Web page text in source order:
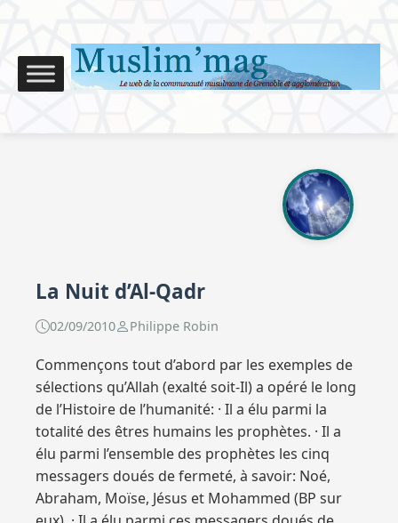
La Nuit d’Al-Qadr
02/09/2010 Philippe Robin
Commençons tout d’abord par les exemples de sélections qu’Allah (exalté soit-Il) a opéré le long de l’Histoire de l’humanité: · Il a élu parmi la totalité des êtres humains les prophètes. · Il a élu parmi l’ensemble des prophètes les cinq messagers doués de fermeté, à savoir: Noé, Abraham, Moïse, Jésus et Mohammed (BP sur eux). · Il a élu parmi ces messagers doués de fermeté Mohammed (BP sur lui). Il s’agit en fait d’une élection, d’une préférence, d’un don qu’Il t’accorde en raison d’un bien préalable qui réside dans ton tréfonds. · Il a élu Moïse pour qu’il soit le seul messager auquel Allah a parlé de vive voix. « Et (Allah) dit: «Ô Moïse, Je t’ai préféré à tous les hommes, par Mes messages et par Ma parole. Prends donc ce que Je te donne, et sois du nombre des reconnaissants». » (TSC, Al-‘A`râf:144.) Dans un autre verset, Il lui dit- ce qui peut être traduit par: « Moi, Je t’ai choisi. Ecoute donc ce qui va être révélé. » (TSC, Tâ-Hâ: 13) · Il a élu Marie deux fois tel que l’indique le verset : «Ô Marie, certes Allah t’a élue et purifiée; et Il t’a élue au-dessus des femmes des mondes. » (TSC, ‘Al-`Imrân (LA FAMILLE D’IMRAN) : 42). · Il a élu le Prophète Mohammad (BP sur lui) appelé dès lors: « le prophète élu ». · Il lui a élu ses compagnons: Abou Bakr, Omar, Othman, Ali, Hamza … (qu’Allah les agrée). · Il a élu parmi l’ensemble des communautés celle de Mohammed (BP sur lui): « Vous êtes la meilleure communauté, qu’on ait fait surgir pour les hommes… » (TSC, ‘Al-`Imrân (LA FAMILLE D’IMRAN) : 110). · Il a élu au sein de cette communauté les martyrs: « …et qu’Il choisisse parmi vous des martyrs… » (TSC, Al-`Imrân (LA FAMILLE D’IMRAN) :140) · Il a de même élu au sein de cette communauté les récitateurs du Coran. Ils sont nommés « les proches d’Allah et Ses privilégiés ». · Il a privilégié parmi les lieux « `Arafa », parmi Ses créatures les anges, et parmi Ses anges « Gabriel » pour enseigner les révélations qu’Allah inspire à Ses prophètes. · Il a préféré parmi les jours « Dhol-Hidja »et parmi les lieux « La Mecque », · Il a élu parmi les nuits « la nuit d’Al-Qadr » à laquelle il n’a pas donné d’équivalent, et Il a élu parmi Ses Serviteurs ceux qui réussiraient à la vivre. Voyez-vous comment l’octroi des dons de Al-Wahhâb progresse ? Il s’approche de toi de plus en plus, d’ailleurs Il t’a beaucoup élu: Il t’a élu, parmi ces 6 milliards, pour être musulman. Voire, Il t’avait déjà privilégié par rapport à la totalité des créatures pour faire de toi un être humain. Vois-tu les animaux dans la rue? Vois-tu combien Il t’a préféré parmi Ses créatures? · Ces gens qui accomplissent le Tawâf autour de la Ka`ba, ils furent élus parmi une multitude qui souhaitaient être à leur place ces jours-ci, ils sont en train de jouir d’un don très précieux décerné par Al-Wahhâb (SWT). Revenons au don qu’Al-Wahhâb nous propose ces jours-ci, à savoir: La nuit d’Al-Qadr… Comment être parmi les élus qui l’atteindront? Il suffit de faire une seule chose: t’exposer à cette nuit. Comment? En t’évertuant à l’adoration d’Allah pendant ces dix jours où elle est susceptible d’avoir lieu… Il n’est élu pour atteindre cette nuit que celui qui se propose en disant: · Me voilà mon Seigneur, présent : à la mosquée, à l’accomplissement de bienfaits, au maintien des liens de parenté, aux invocations, aux aumônes, au Tawâf… bref, à tout ce qui me permet d’étaler le bien qui réside dans mon tréfonds devant Toi, ô Al-Wahhâb, pour que Tu me décernes ce don qu’est la nuit d’Al-Qadr. Que de fois Il t’a privilégié…! Il a tout d’abord fait de toi un être humain, puis t’a honoré de l’Islam, et voilà qu’Il t’a maintenu en vie pour atteindre Ramadan. Vous souvenez vous de la nécrologie du dernier jour du mois de Chauj`ban? Le Prophète même (BP sur lui) suppliait Allah en disant : ô Allah, garde-moi vivant jusqu’au Ramadan. Une fois ayant atteint Ramadan, il s’évertuait à solliciter encore Allah, mais cette fois en disant: ô Allah, garde-moi vivant jusqu’à la nuit d’Al-Qadr En avait-il tellement besoin quoi qu’il soit déjà le prophète? Bien sûr, c’est la rétribution d’Allah que l’on recherche. Louanges à Allah, nous voilà donc élus puisque nous avons atteint Ramadan, et nous sommes au seuil des dix derniers jours. D’ailleurs, Il dit (SWT)- ce qui peut être traduit par: « C’est Lui qui vous a élus; » (TSC, Al-Hajj (Le Pèlerinage) :78) Signification de Al-Qadr Allah (SWT) dit- ce qui peut être traduit par: « Nous l’avons certes, fait descendre (le Coran) pendant la nuit d’Al-Qadr. Et qui te dira ce qu’est la nuit d’Al-Qadr? La nuit d’Al-Qadr est meilleure que mille mois. Durant celle-ci descendent les Anges ainsi que l’Esprit, par permission de leur Seigneur pour tout ordre. Elle est paix et salut jusqu’à l’apparition de l’aube. » (TSC, AL-QADR (LA DESTINEE) : 1-5). Le terme « Al-Qadr » présente un double sens : – Le statut éminent, l’estime, le grade élevé, le grand standing, la valeur, l’honneur. Ce même terme figure dans le verset où Allah (SWT) dit- ce qui peut être traduit par: « Ils n’ont pas estimé Allah comme Il devrait l’être… » (TSC, Az-Zoumar (LES GROUPES) : 67). Tu peux t’attribuer ce mérite au cours de ces quelques jours à venir. Que tu t’évertues à adorer Allah tous les dix derniers jours de Ramadan car souviens-toi qu’il y a eu un décalage d’un jour avec d’autres pays chez qui la nuit que tu pourrais négliger pourrait bien être la nuit d’Al-Qadr. Cette nuit mérite bien ton effort. Vois-tu combien de fois elle fut répétée juste dans cette courte sourate? Trois fois, outre le titre, dans une sourate de cinq versets. Si l’on médite un peu sur ce style interrogatif: Et qui te dira ce qu’est la nuit d’Al-Qadr? La réponse est que cette nuit a tellement de mérite dont la définition s’avère inexprimable, c’est un mérite qui dépasse déjà tes capacités mentales. – L’autre sens d’Al-Qadr est la prédestination des vies, des subsistances, du bonheur, du bien, de l’estime, du statut, des bienfaits. La prédétermination de tout ceci s’opère cette nuit en particulier. A ce sujet, Allah (SWT) dit-ce qui peut être traduit par: « Nous l’avons fait descendre en une nuit bénie, Nous sommes en vérité Celui qui avertit, durant laquelle est décidé tout ordre sage. » (TSC, Ad-Doukhân (LA FUMEE): 3-4). Par la sagesse d’Allah, tout est déterminé cette nuit. Là, une question s’impose: N’est-il pas vrai que tout est déjà prédestiné avant toute existence? C’est vrai, mais c’est l’ordre de mettre en application ces décisions qui est donné aux anges la nuit d’Al-Qadr, à partir de laquelle, ces décisions prédestinées de toute éternité seront dès lors mises en vigueur dans notre vie pour l’année à venir, aussi bien au niveau des individus qu’à celui de la communauté de Mohammed (BP sur lui). Ce n’est donc pas une nuit normale. La décision relative à ta destinée est prise cette nuit. Sur quel état aimerais-tu être alors qu’Allah décide de ton sort? Adonne-toi à Son adoration cette nuit, tâche de t’en remettre à Lui, pour qu’Allah trouve en toi un serviteur qui mérite Ses dons, Ses biens, Sa miséricorde, Sa subsistance, Sa victoire, Sa rétribution, Sa guidance. Qui sait ? Peut être si notre communauté entière frappe à Sa porte, elle remporterait l’année prochaine une belle victoire. C’est la nuit de la dignité, de la récompense, de l’estime. Quels sont les mérites de la nuit d’Al-Qadr ? « …Durant celle-ci descendent les Anges ainsi que l’Esprit… » (TSC, AL-QADR (LA DESTINEE) : 4). Le verbe « descendent » esquisse une scène où des troupes d’anges amassés parsèment le ciel de ce bas monde. Pourquoi cette multitude? Pourquoi ce festival? C’est en commémoration annuelle du jour où le Noble Coran fut révélé à Mohammed (le meilleur de toutes les créatures) pour guider l’humanité sur cette terre vers le bien et la lumière du Sentier d’Allah (SWT). C’est une nuit de miséricorde car c’est le même jour où la révélation fut inspirée à Mohammed (BP sur lui) qui devînt dès lors le messager d’Allah. Allah (SWT) dit-ce qui peut être traduit par : « Et Nous ne t’avons envoyé qu’en miséricorde pour l’univers. » (TSC, Al-‘Anbiyâ’ (LES PROPHETES) : 107). C’est une nuit de lumière car c’est à partir de cette même nuit que la lumière de l’Islam s’est répandue sur terre. C’est une nuit de guidance car c’est à partir de cette même nuit que la guidance fut octroyée à l’humanité. C’est une nuit de miséricorde car c’est à partir de cette même nuit que la miséricorde fut accordée à toutes les créatures de l’univers. C’est une nuit de pardon et d’absolution car c’est à partir de cette même nuit que le pardon et l’absolution furent donnés aux repentants. Il s’agit d’une cérémonie à laquelle assistent les anges et l’Esprit (ou Gabriel). Mais pourquoi cette distinction quoique Gabriel soit à l’origine un ange? C’est que Gabriel mérite une estime particulière, c’est lui qui se charge d’enseigner les révélations qu’Allah (SWT) inspire à Ses prophètes, et qui, depuis la mort du Prophète (BP sur lui) ne descend plus ici-bas, il doit donc occuper une place de choix cette nuit. Il vient constater où l’on est avec le Coran, nous la communauté du Coran ! Gabriel et les Anges seront là pendant les quelques jours à venir ! Imaginez-vous la splendeur du seuil que vous allez franchir? Ressentez-vous la valeur des dons d’Al-Wahhâb? Passons au dernier verset de la sourate: « Elle est paix et salut jusqu’à l’apparition de l’aube » (TSC, AL-QADR (LA DESTINEE) : 5). Certains pensent que la nuit d’Al-Qadr n’est qu’une simple demi heure pendant cette nuit. Or, ils ont complètement tort, elle commence à partir du coucher du soleil jusqu’à l’apparition de l’aube du lendemain. Elle est paix de la part d’Allah par Sa miséricorde, paix de la part des anges par leur imploration du pardon et l’absolution en faveur des êtres humains de ce bas monde. Ils sont aussi nombreux que les gouttes d’eau lorsqu’il y a une averse qui inonde la terre, ils env